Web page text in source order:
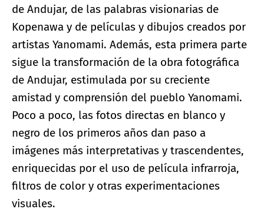
de Andujar, de las palabras visionarias de
Kopenawa y de películas y dibujos creados por
artistas Yanomami. Además, esta primera parte
sigue la transformación de la obra fotográfica
de Andujar, estimulada por su creciente
amistad y comprensión del pueblo Yanomami.
Poco a poco, las fotos directas en blanco y
negro de los primeros años dan paso a
imágenes más interpretativas y trascendentes,
enriquecidas por el uso de película infrarroja,
filtros de color y otras experimentaciones
visuales.